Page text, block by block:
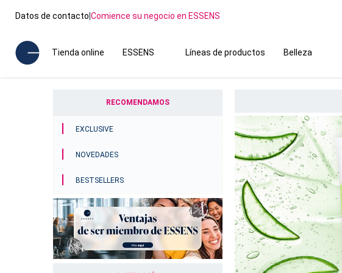
Datos de contacto|Comience su negocio en ESSENS
Tienda online ESSENS Líneas de productos Belleza
RECOMENDAMOS
EXCLUSIVE
NOVEDADES
BESTSELLERS